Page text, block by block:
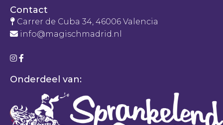
Contact
Carrer de Cuba 34, 46006 Valencia
info@magischmadrid.nl
Onderdeel van: